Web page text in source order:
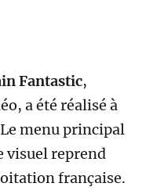
Fantastic,
a été réalisé à
menu principal
visuel reprend
française.